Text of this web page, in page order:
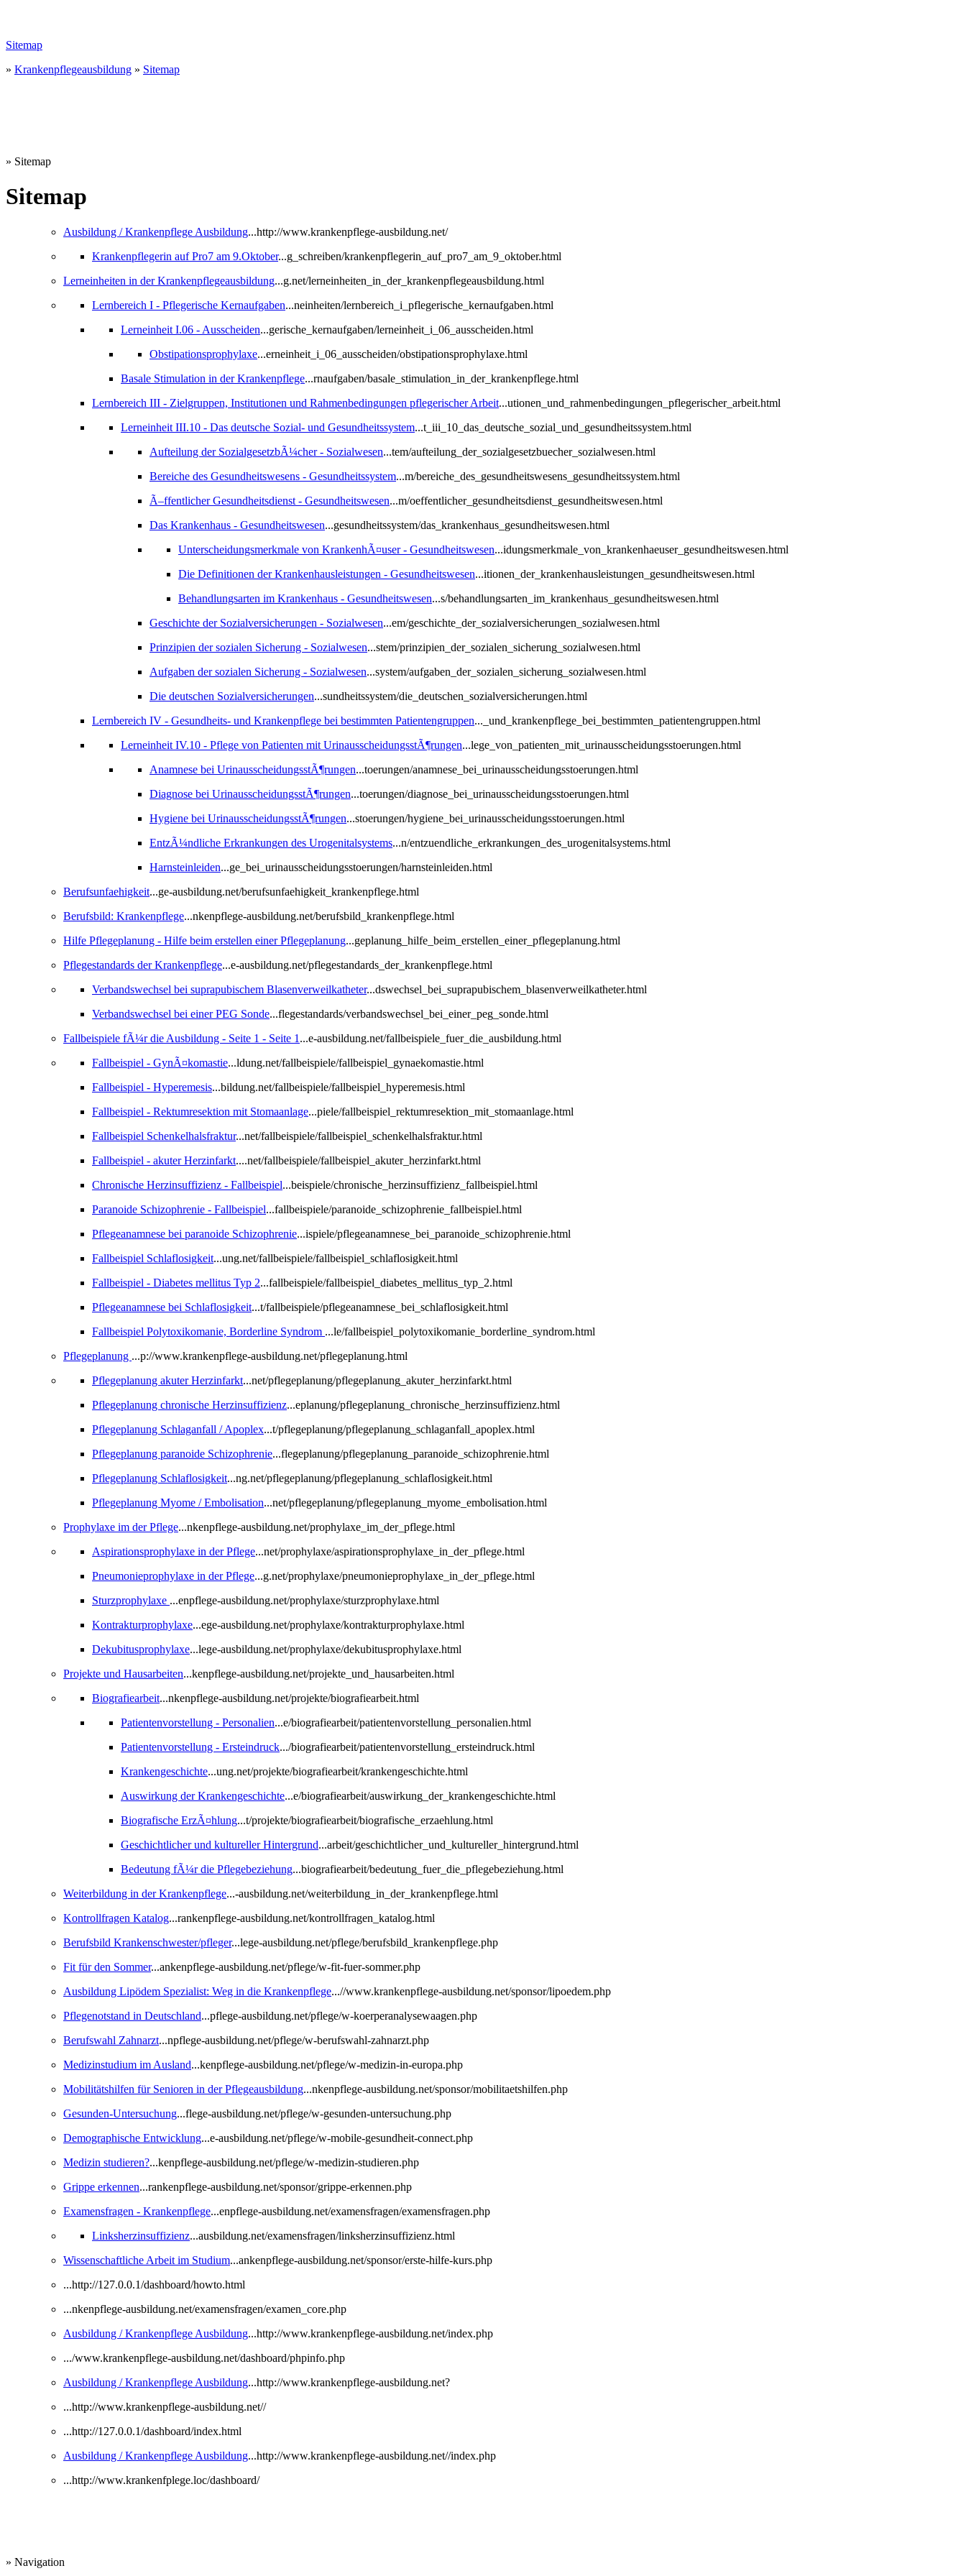
Sitemap
» Krankenpflegeausbildung » Sitemap
» Sitemap
Sitemap
Ausbildung / Krankenpflege Ausbildung...http://www.krankenpflege-ausbildung.net/
Krankenpflegerin auf Pro7 am 9.Oktober...g_schreiben/krankenpflegerin_auf_pro7_am_9_oktober.html
Lerneinheiten in der Krankenpflegeausbildung...g.net/lerneinheiten_in_der_krankenpflegeausbildung.html
Lernbereich I - Pflegerische Kernaufgaben...neinheiten/lernbereich_i_pflegerische_kernaufgaben.html
Lerneinheit I.06 - Ausscheiden...gerische_kernaufgaben/lerneinheit_i_06_ausscheiden.html
Obstipationsprophylaxe...erneinheit_i_06_ausscheiden/obstipationsprophylaxe.html
Basale Stimulation in der Krankenpflege...rnaufgaben/basale_stimulation_in_der_krankenpflege.html
Lernbereich III - Zielgruppen, Institutionen und Rahmenbedingungen pflegerischer Arbeit...utionen_und_rahmenbedingungen_pflegerischer_arbeit.html
Lerneinheit III.10 - Das deutsche Sozial- und Gesundheitssystem...t_iii_10_das_deutsche_sozial_und_gesundheitssystem.html
Aufteilung der SozialgesetzbÃ¼cher - Sozialwesen...tem/aufteilung_der_sozialgesetzbuecher_sozialwesen.html
Bereiche des Gesundheitswesens - Gesundheitssystem...m/bereiche_des_gesundheitswesens_gesundheitssystem.html
Ã–ffentlicher Gesundheitsdienst - Gesundheitswesen...m/oeffentlicher_gesundheitsdienst_gesundheitswesen.html
Das Krankenhaus - Gesundheitswesen...gesundheitssystem/das_krankenhaus_gesundheitswesen.html
Unterscheidungsmerkmale von KrankenhÃ¤user - Gesundheitswesen...idungsmerkmale_von_krankenhaeuser_gesundheitswesen.html
Die Definitionen der Krankenhausleistungen - Gesundheitswesen...itionen_der_krankenhausleistungen_gesundheitswesen.html
Behandlungsarten im Krankenhaus - Gesundheitswesen...s/behandlungsarten_im_krankenhaus_gesundheitswesen.html
Geschichte der Sozialversicherungen - Sozialwesen...em/geschichte_der_sozialversicherungen_sozialwesen.html
Prinzipien der sozialen Sicherung - Sozialwesen...stem/prinzipien_der_sozialen_sicherung_sozialwesen.html
Aufgaben der sozialen Sicherung - Sozialwesen...system/aufgaben_der_sozialen_sicherung_sozialwesen.html
Die deutschen Sozialversicherungen...sundheitssystem/die_deutschen_sozialversicherungen.html
Lernbereich IV - Gesundheits- und Krankenpflege bei bestimmten Patientengruppen..._und_krankenpflege_bei_bestimmten_patientengruppen.html
Lerneinheit IV.10 - Pflege von Patienten mit UrinausscheidungsstÃ¶rungen...lege_von_patienten_mit_urinausscheidungsstoerungen.html
Anamnese bei UrinausscheidungsstÃ¶rungen...toerungen/anamnese_bei_urinausscheidungsstoerungen.html
Diagnose bei UrinausscheidungsstÃ¶rungen...toerungen/diagnose_bei_urinausscheidungsstoerungen.html
Hygiene bei UrinausscheidungsstÃ¶rungen...stoerungen/hygiene_bei_urinausscheidungsstoerungen.html
EntzÃ¼ndliche Erkrankungen des Urogenitalsystems...n/entzuendliche_erkrankungen_des_urogenitalsystems.html
Harnsteinleiden...ge_bei_urinausscheidungsstoerungen/harnsteinleiden.html
Berufsunfaehigkeit...ge-ausbildung.net/berufsunfaehigkeit_krankenpflege.html
Berufsbild: Krankenpflege...nkenpflege-ausbildung.net/berufsbild_krankenpflege.html
Hilfe Pflegeplanung - Hilfe beim erstellen einer Pflegeplanung...geplanung_hilfe_beim_erstellen_einer_pflegeplanung.html
Pflegestandards der Krankenpflege...e-ausbildung.net/pflegestandards_der_krankenpflege.html
Verbandswechsel bei suprapubischem Blasenverweilkatheter...dswechsel_bei_suprapubischem_blasenverweilkatheter.html
Verbandswechsel bei einer PEG Sonde...flegestandards/verbandswechsel_bei_einer_peg_sonde.html
Fallbeispiele fÃ¼r die Ausbildung - Seite 1 - Seite 1 ...e-ausbildung.net/fallbeispiele_fuer_die_ausbildung.html
Fallbeispiel - GynÃ¤komastie...ldung.net/fallbeispiele/fallbeispiel_gynaekomastie.html
Fallbeispiel - Hyperemesis...bildung.net/fallbeispiele/fallbeispiel_hyperemesis.html
Fallbeispiel - Rektumresektion mit Stomaanlage...piele/fallbeispiel_rektumresektion_mit_stomaanlage.html
Fallbeispiel Schenkelhalsfraktur...net/fallbeispiele/fallbeispiel_schenkelhalsfraktur.html
Fallbeispiel - akuter Herzinfarkt....net/fallbeispiele/fallbeispiel_akuter_herzinfarkt.html
Chronische Herzinsuffizienz - Fallbeispiel...beispiele/chronische_herzinsuffizienz_fallbeispiel.html
Paranoide Schizophrenie - Fallbeispiel...fallbeispiele/paranoide_schizophrenie_fallbeispiel.html
Pflegeanamnese bei paranoide Schizophrenie...ispiele/pflegeanamnese_bei_paranoide_schizophrenie.html
Fallbeispiel Schlaflosigkeit...ung.net/fallbeispiele/fallbeispiel_schlaflosigkeit.html
Fallbeispiel - Diabetes mellitus Typ 2...fallbeispiele/fallbeispiel_diabetes_mellitus_typ_2.html
Pflegeanamnese bei Schlaflosigkeit...t/fallbeispiele/pflegeanamnese_bei_schlaflosigkeit.html
Fallbeispiel Polytoxikomanie, Borderline Syndrom ...le/fallbeispiel_polytoxikomanie_borderline_syndrom.html
Pflegeplanung ...p://www.krankenpflege-ausbildung.net/pflegeplanung.html
Pflegeplanung akuter Herzinfarkt...net/pflegeplanung/pflegeplanung_akuter_herzinfarkt.html
Pflegeplanung chronische Herzinsuffizienz...eplanung/pflegeplanung_chronische_herzinsuffizienz.html
Pflegeplanung Schlaganfall / Apoplex...t/pflegeplanung/pflegeplanung_schlaganfall_apoplex.html
Pflegeplanung paranoide Schizophrenie...flegeplanung/pflegeplanung_paranoide_schizophrenie.html
Pflegeplanung Schlaflosigkeit...ng.net/pflegeplanung/pflegeplanung_schlaflosigkeit.html
Pflegeplanung Myome / Embolisation...net/pflegeplanung/pflegeplanung_myome_embolisation.html
Prophylaxe im der Pflege...nkenpflege-ausbildung.net/prophylaxe_im_der_pflege.html
Aspirationsprophylaxe in der Pflege...net/prophylaxe/aspirationsprophylaxe_in_der_pflege.html
Pneumonieprophylaxe in der Pflege...g.net/prophylaxe/pneumonieprophylaxe_in_der_pflege.html
Sturzprophylaxe ...enpflege-ausbildung.net/prophylaxe/sturzprophylaxe.html
Kontrakturprophylaxe...ege-ausbildung.net/prophylaxe/kontrakturprophylaxe.html
Dekubitusprophylaxe...lege-ausbildung.net/prophylaxe/dekubitusprophylaxe.html
Projekte und Hausarbeiten...kenpflege-ausbildung.net/projekte_und_hausarbeiten.html
Biografiearbeit...nkenpflege-ausbildung.net/projekte/biografiearbeit.html
Patientenvorstellung - Personalien...e/biografiearbeit/patientenvorstellung_personalien.html
Patientenvorstellung - Ersteindruck.../biografiearbeit/patientenvorstellung_ersteindruck.html
Krankengeschichte...ung.net/projekte/biografiearbeit/krankengeschichte.html
Auswirkung der Krankengeschichte...e/biografiearbeit/auswirkung_der_krankengeschichte.html
Biografische ErzÃ¤hlung...t/projekte/biografiearbeit/biografische_erzaehlung.html
Geschichtlicher und kultureller Hintergrund...arbeit/geschichtlicher_und_kultureller_hintergrund.html
Bedeutung fÃ¼r die Pflegebeziehung...biografiearbeit/bedeutung_fuer_die_pflegebeziehung.html
Weiterbildung in der Krankenpflege...-ausbildung.net/weiterbildung_in_der_krankenpflege.html
Kontrollfragen Katalog...rankenpflege-ausbildung.net/kontrollfragen_katalog.html
Berufsbild Krankenschwester/pfleger...lege-ausbildung.net/pflege/berufsbild_krankenpflege.php
Fit für den Sommer...ankenpflege-ausbildung.net/pflege/w-fit-fuer-sommer.php
Ausbildung Lipödem Spezialist: Weg in die Krankenpflege...//www.krankenpflege-ausbildung.net/sponsor/lipoedem.php
Pflegenotstand in Deutschland...pflege-ausbildung.net/pflege/w-koerperanalysewaagen.php
Berufswahl Zahnarzt...npflege-ausbildung.net/pflege/w-berufswahl-zahnarzt.php
Medizinstudium im Ausland...kenpflege-ausbildung.net/pflege/w-medizin-in-europa.php
Mobilitätshilfen für Senioren in der Pflegeausbildung...nkenpflege-ausbildung.net/sponsor/mobilitaetshilfen.php
Gesunden-Untersuchung...flege-ausbildung.net/pflege/w-gesunden-untersuchung.php
Demographische Entwicklung...e-ausbildung.net/pflege/w-mobile-gesundheit-connect.php
Medizin studieren?...kenpflege-ausbildung.net/pflege/w-medizin-studieren.php
Grippe erkennen...rankenpflege-ausbildung.net/sponsor/grippe-erkennen.php
Examensfragen - Krankenpflege...enpflege-ausbildung.net/examensfragen/examensfragen.php
Linksherzinsuffizienz...ausbildung.net/examensfragen/linksherzinsuffizienz.html
Wissenschaftliche Arbeit im Studium...ankenpflege-ausbildung.net/sponsor/erste-hilfe-kurs.php
...http://127.0.0.1/dashboard/howto.html
...nkenpflege-ausbildung.net/examensfragen/examen_core.php
Ausbildung / Krankenpflege Ausbildung...http://www.krankenpflege-ausbildung.net/index.php
.../www.krankenpflege-ausbildung.net/dashboard/phpinfo.php
Ausbildung / Krankenpflege Ausbildung...http://www.krankenpflege-ausbildung.net?
...http://www.krankenpflege-ausbildung.net//
...http://127.0.0.1/dashboard/index.html
Ausbildung / Krankenpflege Ausbildung...http://www.krankenpflege-ausbildung.net//index.php
...http://www.krankenfplege.loc/dashboard/
» Navigation